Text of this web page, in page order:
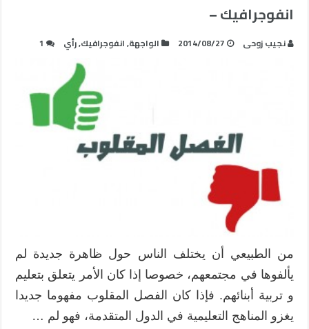
انفوجرافيك –
نجيب زوحى 2014/08/27 الواجهة,انفوجرافيك,رأي 1
من الطبيعي أن يختلف الناس حول ظاهرة جديدة لم
يألفوها في مجتمعهم، خصوصا إذا كان الأمر يتعلق بتعليم
و تربية أبنائهم. فإذا كان الفصل المقلوب مفهوما جديدا
يغزو المناهج التعليمية في الدول المتقدمة، فهو لم …